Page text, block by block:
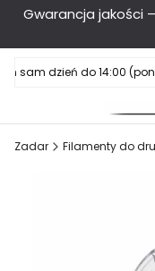
Gwarancja jakości
sam dzień do 14:00
Zadar Filamenty do